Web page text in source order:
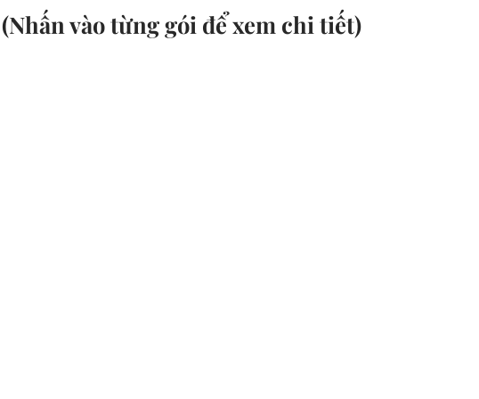
(Nhấn vào từng gói để xem chi tiết)